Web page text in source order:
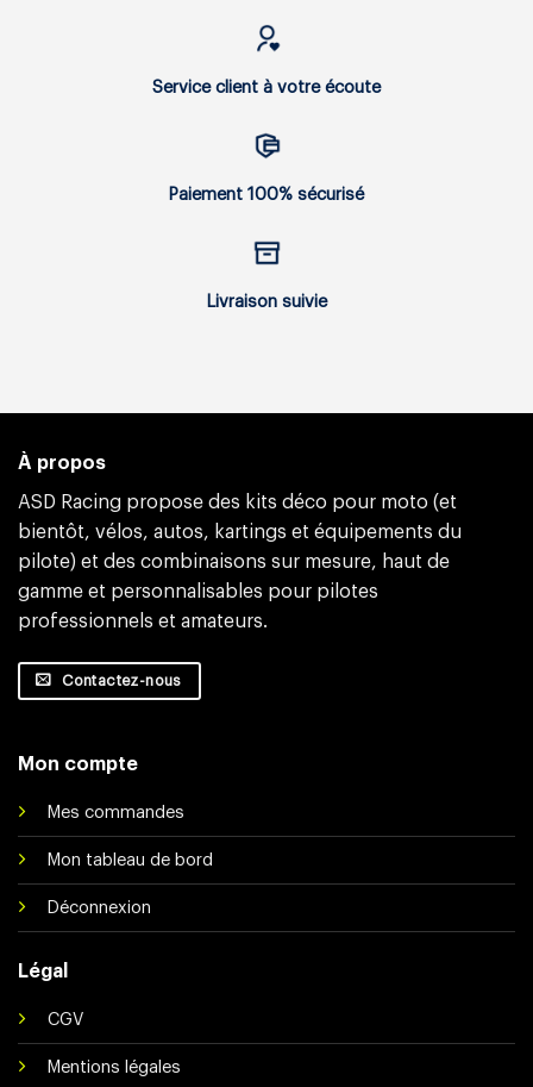
Service client à votre écoute
Paiement 100% sécurisé
Livraison suivie
À propos
ASD Racing propose des kits déco pour moto (et
bientôt, vélos, autos, kartings et équipements du
pilote) et des combinaisons sur mesure, haut de
gamme et personnalisables pour pilotes
professionnels et amateurs.
Contactez-nous
Mon compte
Mes commandes
Mon tableau de bord
Déconnexion
Légal
CGV
Mentions légales